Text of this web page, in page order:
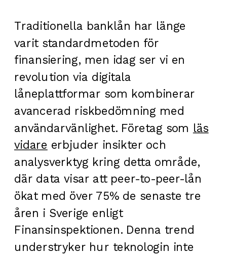
Traditionella banklån har länge
varit standardmetoden för
finansiering, men idag ser vi en
revolution via digitala
låneplattformar som kombinerar
avancerad riskbedömning med
användarvänlighet. Företag som läs
vidare erbjuder insikter och
analysverktyg kring detta område,
där data visar att peer-to-peer-lån
ökat med över 75% de senaste tre
åren i Sverige enligt
Finansinspektionen. Denna trend
understryker hur teknologin inte